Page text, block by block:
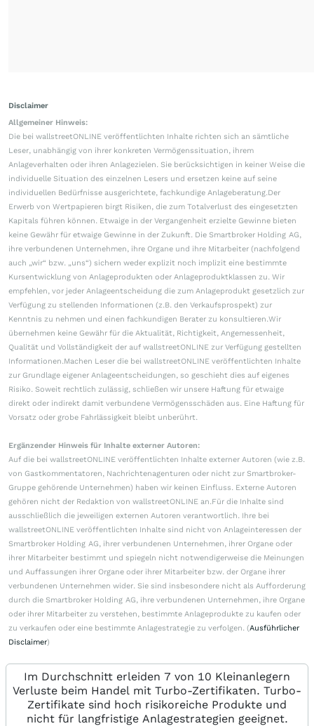
Disclaimer
Allgemeiner Hinweis:
Die bei wallstreetONLINE veröffentlichten Inhalte richten sich an sämtliche
Leser, unabhängig von ihrer konkreten Vermögenssituation, ihrem
Anlageverhalten oder ihren Anlagezielen. Sie berücksichtigen in keiner Weise die
individuelle Situation des einzelnen Lesers und ersetzen keine auf seine
individuellen Bedürfnisse ausgerichtete, fachkundige Anlageberatung.Der
Erwerb von Wertpapieren birgt Risiken, die zum Totalverlust des eingesetzten
Kapitals führen können. Etwaige in der Vergangenheit erzielte Gewinne bieten
keine Gewähr für etwaige Gewinne in der Zukunft. Die Smartbroker Holding AG,
ihre verbundenen Unternehmen, ihre Organe und ihre Mitarbeiter (nachfolgend
auch „wir“ bzw. „uns“) sichern weder explizit noch implizit eine bestimmte
Kursentwicklung von Anlageprodukten oder Anlageproduktklassen zu. Wir
empfehlen, vor jeder Anlageentscheidung die zum Anlageprodukt gesetzlich zur
Verfügung zu stellenden Informationen (z.B. den Verkaufsprospekt) zur
Kenntnis zu nehmen und einen fachkundigen Berater zu konsultieren.Wir
übernehmen keine Gewähr für die Aktualität, Richtigkeit, Angemessenheit,
Qualität und Vollständigkeit der auf wallstreetONLINE zur Verfügung gestellten
Informationen.Machen Leser die bei wallstreetONLINE veröffentlichten Inhalte
zur Grundlage eigener Anlageentscheidungen, so geschieht dies auf eigenes
Risiko. Soweit rechtlich zulässig, schließen wir unsere Haftung für etwaige
direkt oder indirekt damit verbundene Vermögensschäden aus. Eine Haftung für
Vorsatz oder grobe Fahrlässigkeit bleibt unberührt.
Ergänzender Hinweis für Inhalte externer Autoren:
Auf die bei wallstreetONLINE veröffentlichten Inhalte externer Autoren (wie z.B.
von Gastkommentatoren, Nachrichtenagenturen oder nicht zur Smartbroker-
Gruppe gehörende Unternehmen) haben wir keinen Einfluss. Externe Autoren
gehören nicht der Redaktion von wallstreetONLINE an.Für die Inhalte sind
ausschließlich die jeweiligen externen Autoren verantwortlich. Ihre bei
wallstreetONLINE veröffentlichten Inhalte sind nicht von Anlageinteressen der
Smartbroker Holding AG, ihrer verbundenen Unternehmen, ihrer Organe oder
ihrer Mitarbeiter bestimmt und spiegeln nicht notwendigerweise die Meinungen
und Auffassungen ihrer Organe oder ihrer Mitarbeiter bzw. der Organe ihrer
verbundenen Unternehmen wider. Sie sind insbesondere nicht als Aufforderung
durch die Smartbroker Holding AG, ihre verbundenen Unternehmen, ihre Organe
oder ihrer Mitarbeiter zu verstehen, bestimmte Anlageprodukte zu kaufen oder
zu verkaufen oder eine bestimmte Anlagestrategie zu verfolgen. (Ausführlicher
Disclaimer)
Im Durchschnitt erleiden 7 von 10 Kleinanlegern
Verluste beim Handel mit Turbo-Zertifikaten. Turbo-
Zertifikate sind hoch risikoreiche Produkte und
nicht für langfristige Anlagestrategien geeignet.